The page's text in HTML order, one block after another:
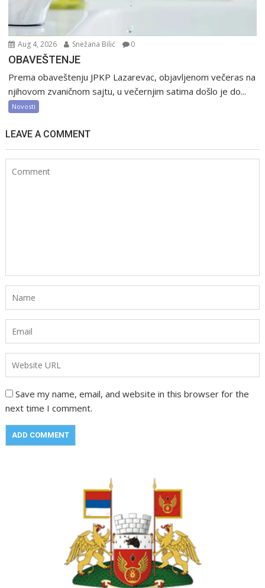
Aug 4, 2026 Snežana Bilić 0
OBAVEŠTENJE
Prema obaveštenju JPKP Lazarevac, objavljenom večeras na
njihovom zvaničnom sajtu, u večernjim satima došlo je do...
Novosti
LEAVE A COMMENT
Save my name, email, and website in this browser for the
next time I comment.